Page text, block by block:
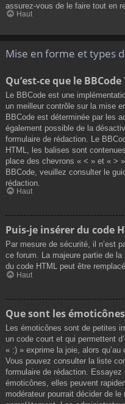
assurez-vous de le faire tout en
Haut
Mise en forme et types
Qu’est-ce que le BBCode
Le BBCode est une
un meilleur contrôle sur la mise
BBCode est déterminée par les
également possible de la
formulaire de rédaction. Le
HTML, les balises sont
place des chevrons « < » et « >
BBCode, veuillez consulter le
rédaction.
Haut
Puis-je insérer du code
Par mesure de sécurité, il n’est
ce forum. La majeure partie de
du code HTML peut être
Haut
Que sont les
Les émoticônes sont de petites
un code court et qui permettent
« :) » exprime la joie, alors
Vous pouvez consulter la liste
formulaire de rédaction.
émoticônes, elles peuvent
modérateur pourrait décider de